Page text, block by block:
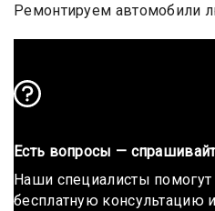
Ремонтируем автомобили
Есть вопросы —
Наши специалисты
бесплатную консультацию